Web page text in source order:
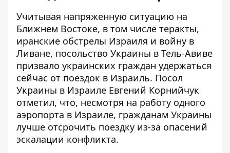
Учитывая напряженную ситуацию на
Ближнем Востоке, в том числе теракты,
иранские обстрелы Израиля и войну в
Ливане, посольство Украины в Тель-Авиве
призвало украинских граждан удержаться
сейчас от поездок в Израиль. Посол
Украины в Израиле Евгений Корнийчук
отметил, что, несмотря на работу одного
аэропорта в Израиле, гражданам Украины
лучше отсрочить поездку из-за опасений
эскалации конфликта.